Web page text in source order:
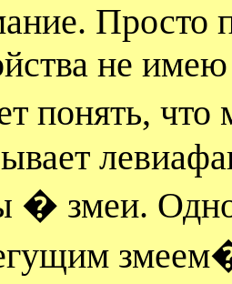
Просто
не
понять,
� змеи.